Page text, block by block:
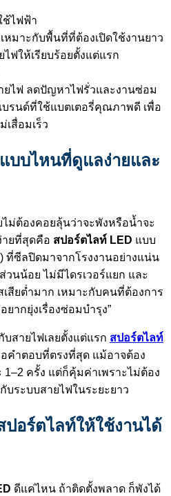
ช้ไฟฟ้า
หมาะกับพื้นที่ที่ต้องเปิดใช้งานยาว
ฟให้เรียบร้อยตั้งแต่แรก
ยไฟ ลดปัญหาไฟรั่วและงานซ่อม
บรนด์ที่ใช้แบตเตอรี่คุณภาพดี เพื่อ
เสื่อมเร็ว
บบไหนที่ดูแลง่ายและ
ม่ต้องคอยลุ้นว่าจะพังหรือน้ำจะ
ายที่สุดคือ สปอร์ตไลท์ LED แบบ
ที่ซีลปิดมาจากโรงงานอย่างแน่น
นน้อย ไม่มีไดรเวอร์แยก และ
สียต่ำมาก เหมาะกับคนที่ต้องการ
ยากยุ่งเรื่องซ่อมบำรุง”
สายไฟเลยตั้งแต่แรก สปอร์ตไลท์
อคำตอบที่ตรงที่สุด แม้อาจต้อง
ครั้ง แต่ก็คุ้มค่าเพราะไม่ต้อง
บระบบสายไฟในระยะยาว
อร์ตไลท์ให้ใช้งานได้
ดีแค่ไหน ถ้าติดตั้งพลาด ก็พังได้